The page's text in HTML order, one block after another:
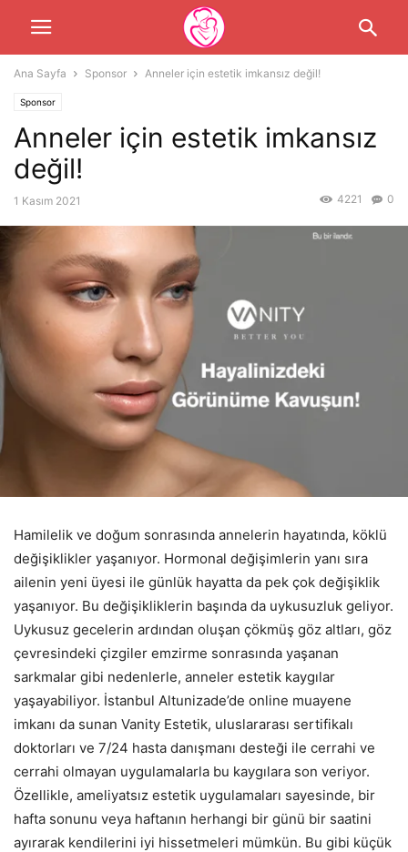
Ana Sayfa Sponsor Anneler için estetik imkansız değil!
Sponsor
Anneler için estetik imkansız
değil!
1 Kasım 2021 0
4221
Hamilelik ve doğum sonrasında annelerin hayatında, köklü
değişiklikler yaşanıyor. Hormonal değişimlerin yanı sıra
ailenin yeni üyesi ile günlük hayatta da pek çok değişiklik
yaşanıyor. Bu değişikliklerin başında da uykusuzluk geliyor.
Uykusuz gecelerin ardından oluşan çökmüş göz altları, göz
çevresindeki çizgiler emzirme sonrasında yaşanan
sarkmalar gibi nedenlerle, anneler estetik kaygılar
yaşayabiliyor. İstanbul Altunizade’de online muayene
imkanı da sunan Vanity Estetik, uluslararası sertifikalı
doktorları ve 7/24 hasta danışmanı desteği ile cerrahi ve
cerrahi olmayan uygulamalarla bu kaygılara son veriyor.
Özellikle, ameliyatsız estetik uygulamaları sayesinde, bir
hafta sonunu veya haftanın herhangi bir günü bir saatini
ayırarak kendilerini iyi hissetmeleri mümkün. Bu gibi küçük